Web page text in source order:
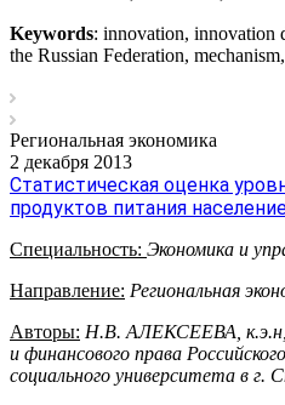
Keywords: innovation, innovation
the Russian Federation,
Региональная экономика
2 декабря 2013
Статистическая оценка
продуктов питания
Специальность: Экономика и
Направление: Региональная
Авторы: Н.В. АЛЕКСЕЕВА, к.э.н,
и финансового права
социального университета в г.